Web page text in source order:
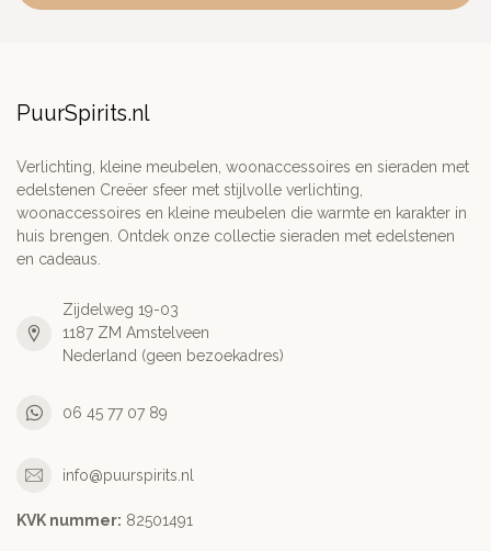
PuurSpirits.nl
Verlichting, kleine meubelen, woonaccessoires en sieraden met
edelstenen Creëer sfeer met stijlvolle verlichting,
woonaccessoires en kleine meubelen die warmte en karakter in
huis brengen. Ontdek onze collectie sieraden met edelstenen
en cadeaus.
Zijdelweg 19-03
1187 ZM Amstelveen
Nederland (geen bezoekadres)
06 45 77 07 89
info@puurspirits.nl
KVK nummer: 82501491